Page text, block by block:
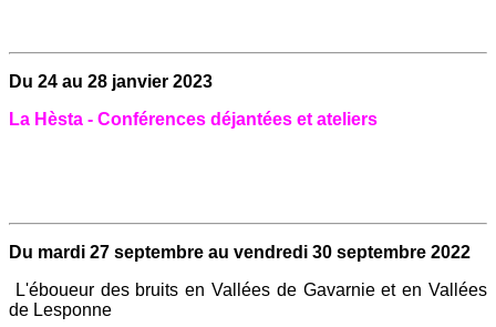
Du 24 au 28 janvier 2023
La Hèsta - Conférences déjantées et ateliers
Du mardi 27 septembre au vendredi 30 septembre 2022
L'éboueur des bruits en Vallées de Gavarnie et en Vallées
de Lesponne